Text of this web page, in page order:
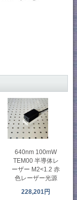
640nm 100mW
TEM00 半導体レ
ーザー M2<1.2 赤
色レーザー光源
228,201円